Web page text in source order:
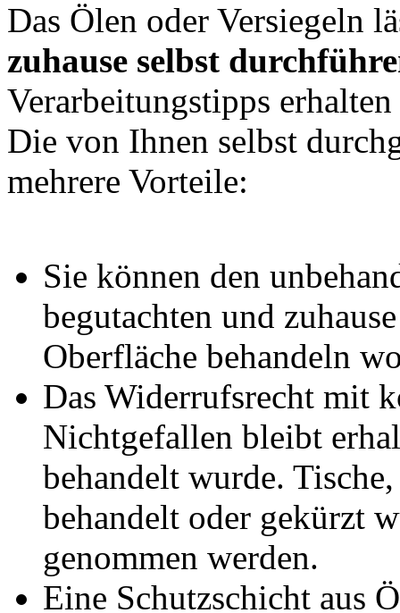
Das Ölen oder Versiegeln
zuhause selbst
Verarbeitungstipps
Die von Ihnen selbst
mehrere Vorteile:
Sie können den
begutachten und
Oberfläche behandeln
Das Widerrufsrecht mit
Nichtgefallen bleibt
behandelt wurde.
behandelt oder gekürzt
genommen werden.
Eine Schutzschicht aus